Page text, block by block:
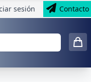
sesión Contacto